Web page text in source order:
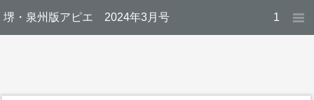
堺・泉州版アピエ 2024年3月号 1